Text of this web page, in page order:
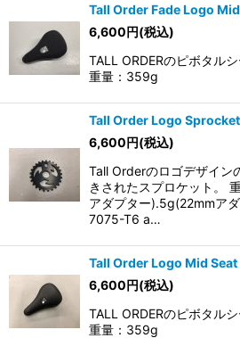
Tall Order Fade Logo
6,600円(税込)
TALL ORDERのピボタル
重量：359g
Tall Order Logo
6,600円(税込)
Tall Orderのロゴデザイン
きされたスプロケット。
アダプター).5g(22mmア
7075-T6 a…
Tall Order Logo Mid Seat
6,600円(税込)
TALL ORDERのピボタル
重量：359g